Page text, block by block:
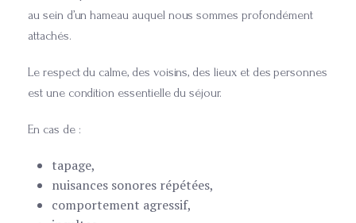
au sein d’un hameau auquel nous sommes profondément
attachés.
Le respect du calme, des voisins, des lieux et des personnes
est une condition essentielle du séjour.
En cas de :
tapage,
nuisances sonores répétées,
comportement agressif,